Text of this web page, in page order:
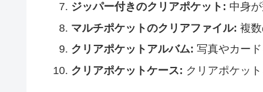
ジッパー付きのクリアポケット: 中身
マルチポケットのクリアファイル: 複
クリアポケットアルバム: 写真やカー
クリアポケットケース: クリアポケッ